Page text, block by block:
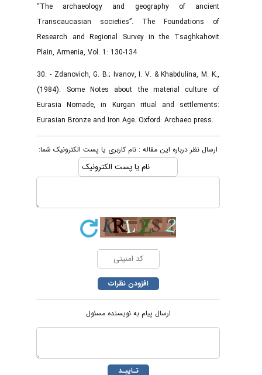
“The archaeology and geography of ancient
Transcaucasian societies”. The Foundations of
Research and Regional Survey in the Tsaghkahovit
Plain, Armenia, Vol. 1: 130-134
30. - Zdanovich, G. B.; Ivanov, I. V. & Khabdulina, M. K.,
(1984). Some Notes about the material culture of
Eurasia Nomade, in Kurgan ritual and settlements:
Eurasian Bronze and Iron Age. Oxford: Archaeo press.
ارسال نظر درباره این مقاله : نام کاربری یا پست الکترونیک شما:
ارسال پیام به نویسنده مسئول